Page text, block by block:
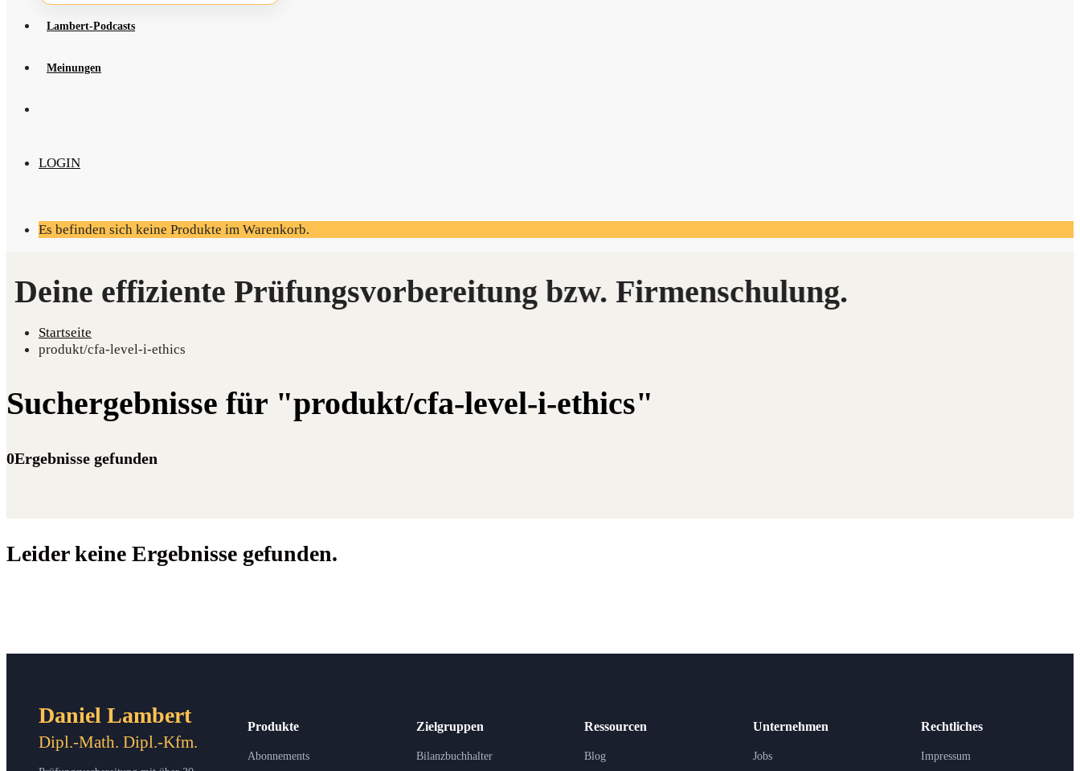
Lam­­bert-Pod­­casts
Mei­nun­gen
LOGIN
Es befinden sich keine Produkte im Warenkorb.
Startseite
produkt/cfa-level-i-ethics
Suchergebnisse für "produkt/cfa-level-i-ethics"
0Ergebnisse gefunden
Leider keine Ergebnisse gefunden.
Daniel Lambert
Dipl.-Math. Dipl.-Kfm.
Produkte
Abonnements
Zielgruppen
Bilanzbuchhalter
Ressourcen
Blog
Unternehmen
Jobs
Rechtliches
Impressum